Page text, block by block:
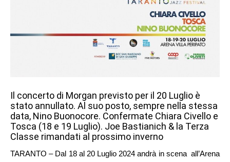
Il concerto di Morgan previsto per il 20 Luglio è
stato annullato. Al suo posto, sempre nella stessa
data, Nino Buonocore. Confermate Chiara Civello e
Tosca (18 e 19 Luglio). Joe Bastianich & la Terza
Classe rimandati al prossimo inverno
TARANTO – Dal 18 al 20 Luglio 2024 andrà in scena all’Arena